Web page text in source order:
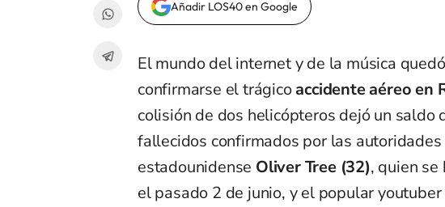
Añadir LOS40 en Google
El mundo del internet y de la música
confirmarse el trágicoaccidente aéreo en
colisión de dos helicópteros dejó un saldo
fallecidos confirmados por las
estadounidense Oliver Tree (32), quien
el pasado 2 de junio, y el popular